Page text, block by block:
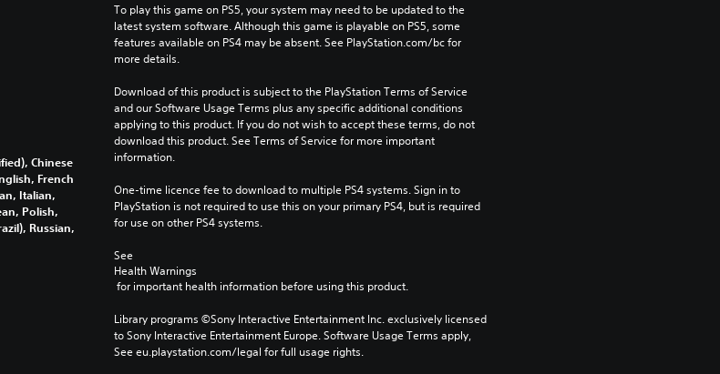
Chinese
French
Italian,
Polish,
Russian,
To play this game on PS5, your system may need to be updated to the
latest system software. Although this game is playable on PS5, some
features available on PS4 may be absent. See PlayStation.com/bc for
more details.
Download of this product is subject to the PlayStation Terms of Service
and our Software Usage Terms plus any specific additional conditions
applying to this product. If you do not wish to accept these terms, do not
download this product. See Terms of Service for more important
information.
One-time licence fee to download to multiple PS4 systems. Sign in to
PlayStation is not required to use this on your primary PS4, but is required
for use on other PS4 systems.
See
Health Warnings
for important health information before using this product.
Library programs ©Sony Interactive Entertainment Inc. exclusively licensed
to Sony Interactive Entertainment Europe. Software Usage Terms apply,
See eu.playstation.com/legal for full usage rights.